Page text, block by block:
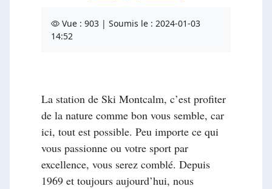
Vue : 903 | Soumis le : 2024-01-03
14:52
La station de Ski Montcalm, c’est profiter
de la nature comme bon vous semble, car
ici, tout est possible. Peu importe ce qui
vous passionne ou votre sport par
excellence, vous serez comblé. Depuis
1969 et toujours aujourd’hui, nous